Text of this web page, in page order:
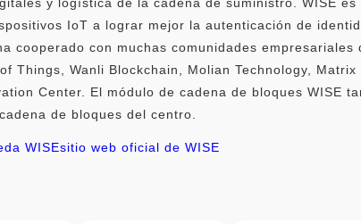
IoT a lograr mejor la autenticación de
cooperado con muchas comunidades
Things, Wanli Blockchain, Molian Technology,
Center. El módulo de cadena de bloques WISE
de bloques del centro.
WISEsitio web oficial de WISE